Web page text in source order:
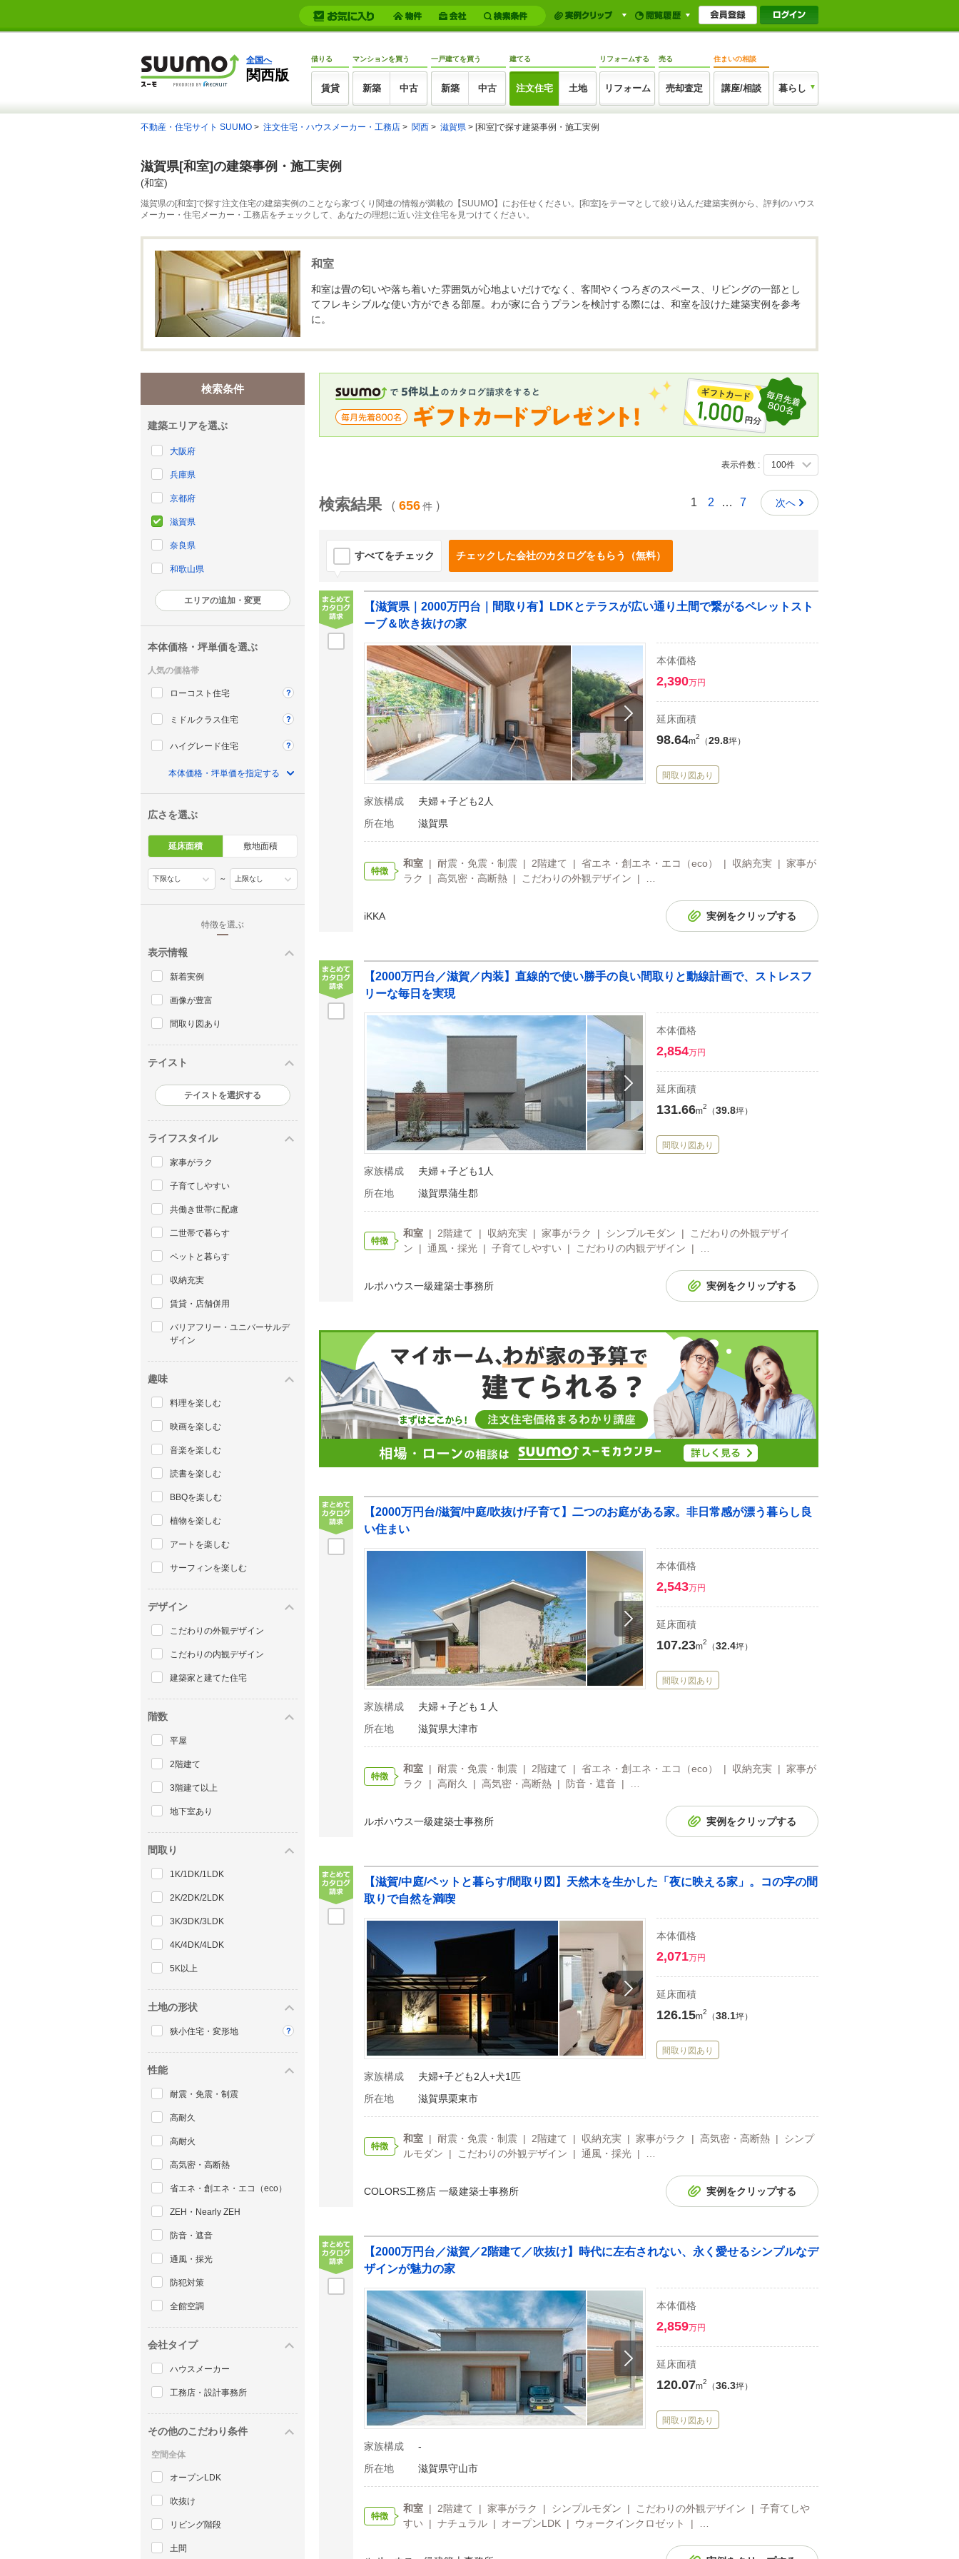
全国へ
関西版
借りる
賃貸
マンションを買う
新築 中古
一戸建てを買う
新築 中古
建てる
注文住宅 土地
リフォームする
リフォーム
売る
売却査定
住まいの相談
講座/相談 暮らし
不動産・住宅サイト SUUMO 注文住宅・ハウスメーカー・工務店 関西 滋賀県 [和室]で探す建築事例・施工実例
滋賀県[和室]の建築事例・施工実例
(和室)
滋賀県の[和室]で探す注文住宅の建築実例のことなら家づくり関連の情報が満載の【SUUMO】にお任せください。[和室]をテーマとして絞り込んだ建築実例から、評判のハウス
メーカー・住宅メーカー・工務店をチェックして、あなたの理想に近い注文住宅を見つけてください。
和室
和室は畳の匂いや落ち着いた雰囲気が心地よいだけでなく、客間やくつろぎのスペース、リビングの一部とし
てフレキシブルな使い方ができる部屋。わが家に合うプランを検討する際には、和室を設けた建築実例を参考
に。
検索条件
建築エリアを選ぶ
大阪府
兵庫県
京都府
滋賀県
奈良県
和歌山県
エリアの追加・変更
本体価格・坪単価を選ぶ
人気の価格帯
ローコスト住宅
ミドルクラス住宅
ハイグレード住宅
本体価格・坪単価を指定する
広さを選ぶ
延床面積 敷地面積
～
特徴を選ぶ
表示情報
新着実例
画像が豊富
間取り図あり
テイスト
テイストを選択する
ライフスタイル
家事がラク
子育てしやすい
共働き世帯に配慮
二世帯で暮らす
ペットと暮らす
収納充実
賃貸・店舗併用
バリアフリー・ユニバーサルデ
ザイン
趣味
料理を楽しむ
映画を楽しむ
音楽を楽しむ
読書を楽しむ
BBQを楽しむ
植物を楽しむ
アートを楽しむ
サーフィンを楽しむ
デザイン
こだわりの外観デザイン
こだわりの内観デザイン
建築家と建てた住宅
階数
平屋
2階建て
3階建て以上
地下室あり
間取り
1K/1DK/1LDK
2K/2DK/2LDK
3K/3DK/3LDK
4K/4DK/4LDK
5K以上
土地の形状
狭小住宅・変形地
性能
耐震・免震・制震
高耐久
高耐火
高気密・高断熱
省エネ・創エネ・エコ（eco）
ZEH・Nearly ZEH
防音・遮音
通風・採光
防犯対策
全館空調
会社タイプ
ハウスメーカー
工務店・設計事務所
その他のこだわり条件
空間全体
オープンLDK
吹抜け
リビング階段
土間
検索結果 （ 656件 ）
表示件数 :
1 2 … 7 次へ
すべてをチェック チェックした会社のカタログをもらう（無料）
【滋賀県｜2000万円台｜間取り有】LDKとテラスが広い通り土間で繋がるペレットスト
ーブ＆吹き抜けの家
本体価格
2,390万円
延床面積
98.64m2 （29.8坪）
間取り図あり
家族構成
夫婦＋子ども2人
所在地
滋賀県
特徴
和室| 耐震・免震・制震 | 2階建て | 省エネ・創エネ・エコ（eco） | 収納充実 | 家事が
ラク | 高気密・高断熱 | こだわりの外観デザイン | …
iKKA 実例をクリップする
【2000万円台／滋賀／内装】直線的で使い勝手の良い間取りと動線計画で、ストレスフ
リーな毎日を実現
本体価格
2,854万円
延床面積
131.66m2 （39.8坪）
間取り図あり
家族構成
夫婦＋子ども1人
所在地
滋賀県蒲生郡
特徴
和室| 2階建て | 収納充実 | 家事がラク | シンプルモダン | こだわりの外観デザイ
ン | 通風・採光 | 子育てしやすい | こだわりの内観デザイン | …
ルポハウス一級建築士事務所 実例をクリップする
【2000万円台/滋賀/中庭/吹抜け/子育て】二つのお庭がある家。非日常感が漂う暮らし良
い住まい
本体価格
2,543万円
延床面積
107.23m2 （32.4坪）
間取り図あり
家族構成
夫婦＋子ども１人
所在地
滋賀県大津市
特徴
和室| 耐震・免震・制震 | 2階建て | 省エネ・創エネ・エコ（eco） | 収納充実 | 家事が
ラク | 高耐久 | 高気密・高断熱 | 防音・遮音 | …
ルポハウス一級建築士事務所 実例をクリップする
【滋賀/中庭/ペットと暮らす/間取り図】天然木を生かした「夜に映える家」。コの字の間
取りで自然を満喫
本体価格
2,071万円
延床面積
126.15m2 （38.1坪）
間取り図あり
家族構成
夫婦+子ども2人+犬1匹
所在地
滋賀県栗東市
特徴
和室| 耐震・免震・制震 | 2階建て | 収納充実 | 家事がラク | 高気密・高断熱 | シンプ
ルモダン | こだわりの外観デザイン | 通風・採光 | …
COLORS工務店 一級建築士事務所 実例をクリップする
【2000万円台／滋賀／2階建て／吹抜け】時代に左右されない、永く愛せるシンプルなデ
ザインが魅力の家
本体価格
2,859万円
延床面積
120.07m2 （36.3坪）
間取り図あり
家族構成
-
所在地
滋賀県守山市
特徴
和室| 2階建て | 家事がラク | シンプルモダン | こだわりの外観デザイン | 子育てしや
すい | ナチュラル | オープンLDK | ウォークインクロゼット | …